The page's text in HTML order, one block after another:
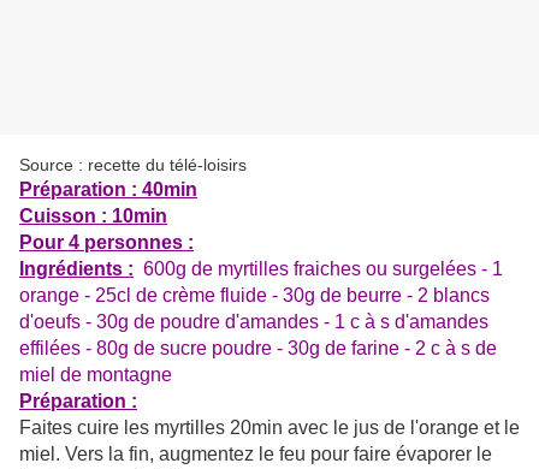
Source : recette du télé-loisirs
Préparation : 40min
Cuisson : 10min
Pour 4 personnes :
Ingrédients : 600g de myrtilles fraiches ou surgelées - 1
orange - 25cl de crème fluide - 30g de beurre - 2 blancs
d'oeufs - 30g de poudre d'amandes - 1 c à s d'amandes
effilées - 80g de sucre poudre - 30g de farine - 2 c à s de
miel de montagne
Préparation :
Faites cuire les myrtilles 20min avec le jus de l'orange et le
miel. Vers la fin, augmentez le feu pour faire évaporer le